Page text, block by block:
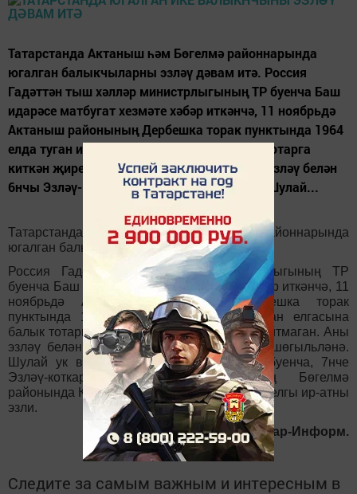
Татарстанда Актаныш һәм Бөгелмә районнарында
югалган балыкчыларны эзләү дәвам итә. Россия
Гадәттән тыш хәлләр министрлыгының ТР буенча Баш
идарәсе матбугат хезмәте хәбәр иткәнчә, 11 ноябрьдә
Актаныш районының Дербешка торак пунктында 1964
елда туган ир-ат Чулман елгасына балык тотарга
киткән җиреннән әйләнеп кайтмаган. Аны эзләү белән
6нчы Эзләү-коткару хезмәте шөгыльләнә. Шулай...
Татарстанда Актаныш һәм Бөгелмә районнарында
югалган балыкчыларны эзләү дәвам итә.
Россия Гадәттән тыш хәлләр министрлыгының ТР
буенча Баш идарәсе матбугат хезмәте хәбәр иткәнчә, 11
ноябрьдә Актаныш районының Дербешка торак
пунктында 1964 елда туган ир-ат Чулман елгасына
балык тотарга киткән җиреннән әйләнеп кайтмаган. Аны
эзләү белән 6нчы Эзләү-коткару хезмәте шөгыльләнә.
Шулай ук ведомство биргән мәгълүмат буенча, 7нче
Эзләү-коткару хезмәте республиканың Бөгелмә
районында Карабаш күлендә югалган 1941 елгы ир-атны
эзли.
Татар-Информ.
Следите за самым важным и интересным в